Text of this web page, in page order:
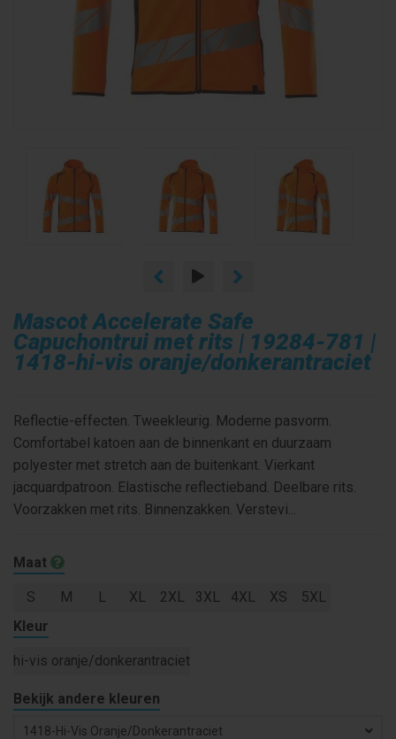
Mascot Accelerate Safe
Capuchontrui met rits | 19284-781 |
1418-hi-vis oranje/donkerantraciet
Reflectie-effecten. Tweekleurig. Moderne pasvorm.
Comfortabel katoen aan de binnenkant en duurzaam
polyester met stretch aan de buitenkant. Vierkant
jacquardpatroon. Elastische reflectieband. Deelbare rits.
Voorzakken met rits. Binnenzakken. Verstevi...
Maat
S M L XL 2XL 3XL 4XL XS
5XL
Kleur
hi-vis oranje/donkerantraciet
Bekijk andere kleuren
1418-Hi-Vis Oranje/donkerantraciet